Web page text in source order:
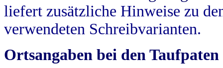
liefert zusätzliche Hinweise zu
verwendeten Schreibvarianten.
Ortsangaben bei den Taufpaten